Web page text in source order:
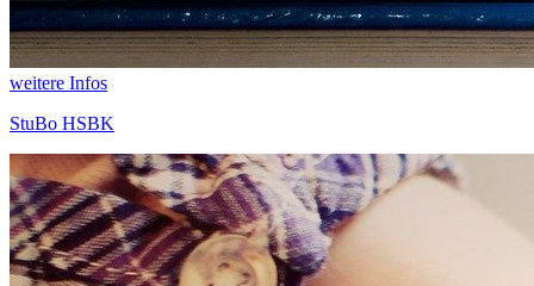
weitere Infos
StuBo HSBK